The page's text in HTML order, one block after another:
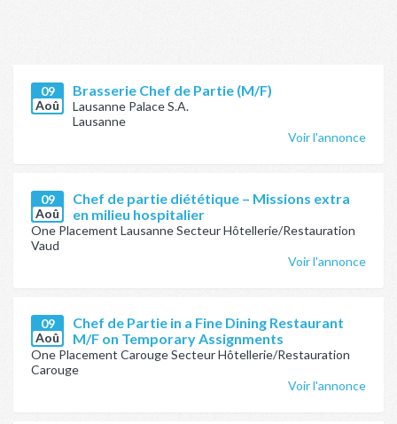
09
Aoû
Brasserie Chef de Partie (M/F)
Lausanne Palace S.A.
Lausanne
Voir l'annonce
09
Aoû
Chef de partie diététique – Missions extra
en milieu hospitalier
One Placement Lausanne Secteur Hôtellerie/Restauration
Vaud
Voir l'annonce
09
Aoû
Chef de Partie in a Fine Dining Restaurant
M/F on Temporary Assignments
One Placement Carouge Secteur Hôtellerie/Restauration
Carouge
Voir l'annonce